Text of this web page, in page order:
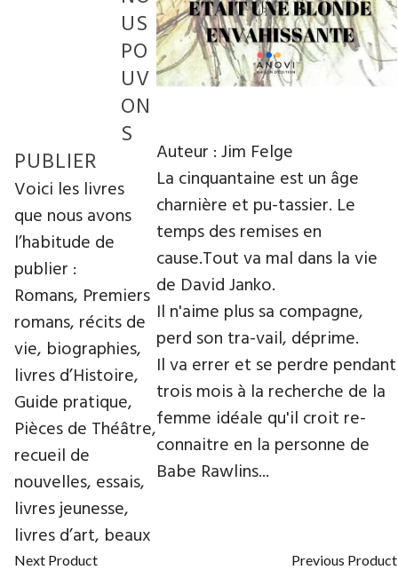
Auteur : Jim Felge
La cinquantaine est un âge
charnière et pu-tassier. Le
temps des remises en
cause.Tout va mal dans la vie
de David Janko.
Il n'aime plus sa compagne,
perd son tra-vail, déprime.
Il va errer et se perdre pendant
trois mois à la recherche de la
femme idéale qu'il croit re-
connaitre en la personne de
Babe Rawlins...
Next Product Previous Product
US
PO
UV
ON
S
PUBLIER
Voici les livres
que nous avons
l’habitude de
publier :
Romans, Premiers
romans, récits de
vie, biographies,
livres d’Histoire,
Guide pratique,
Pièces de Théâtre,
recueil de
nouvelles, essais,
livres jeunesse,
livres d’art, beaux